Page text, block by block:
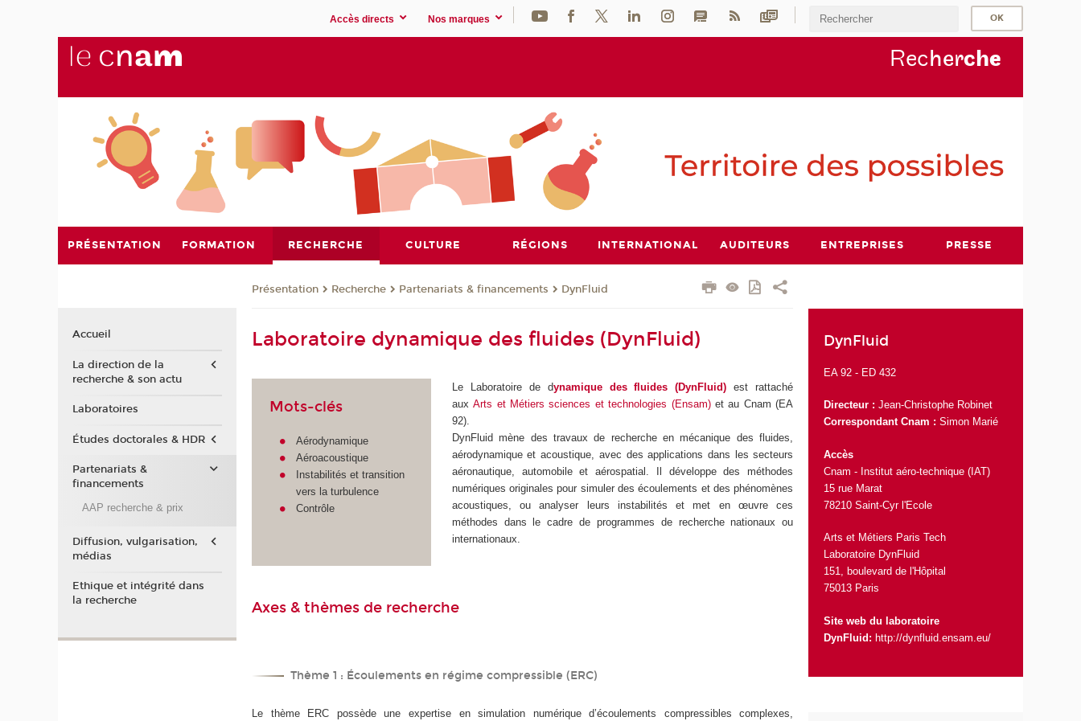
Accès directs Nos marques
Recherche
PRÉSENTATION FORMATION RECHERCHE CULTURE RÉGIONS INTERNATIONAL AUDITEURS ENTREPRISES PRESSE
Présentation Recherche Partenariats & financements DynFluid
Laboratoire dynamique des fluides (DynFluid)
Mots-clés
Aérodynamique
Aéroacoustique
Instabilités et transition
vers la turbulence
Contrôle
Le Laboratoire de dynamique des fluides (DynFluid) est rattaché
auxArts et Métiers sciences et technologies (Ensam)et au Cnam (EA
92).
DynFluid mène des travaux de recherche en mécanique des fluides,
aérodynamique et acoustique, avec des applications dans les secteurs
aéronautique, automobile et aérospatial. Il développe des méthodes
numériques originales pour simuler des écoulements et des phénomènes
acoustiques, ou analyser leurs instabilités et met en œuvre ces
méthodes dans le cadre de programmes de recherche nationaux ou
internationaux.
Axes & thèmes de recherche
Thème 1 : Écoulements en régime compressible (ERC)
Le thème ERC possède une expertise en simulation numérique d’écoulements compressibles complexes,
DynFluid
EA 92 - ED 432
Directeur :Jean-Christophe Robinet
Correspondant Cnam :Simon Marié
Accès
Cnam - Institut aéro-technique (IAT)
15 rue Marat
78210 Saint-Cyr l'Ecole
Arts et Métiers Paris Tech
Laboratoire DynFluid
151, boulevard de l'Hôpital
75013 Paris
Site web du laboratoire
DynFluid:http://dynfluid.ensam.eu/
Accueil
La direction de la
recherche & son actu
Laboratoires
Études doctorales & HDR
Partenariats &
financements
AAP recherche & prix
Diffusion, vulgarisation,
médias
Ethique et intégrité dans
la recherche